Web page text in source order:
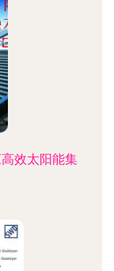
效太阳能集